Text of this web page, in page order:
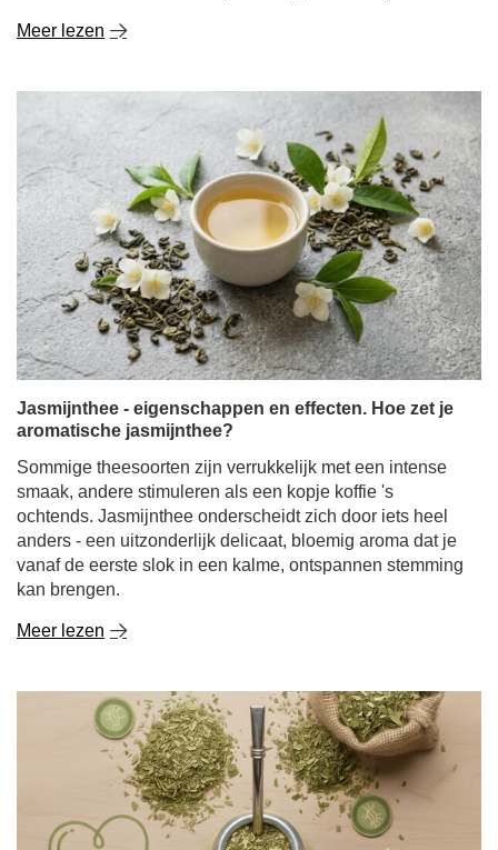
Meer lezen
Jasmijnthee - eigenschappen en effecten. Hoe zet je
aromatische jasmijnthee?
Sommige theesoorten zijn verrukkelijk met een intense
smaak, andere stimuleren als een kopje koffie 's
ochtends. Jasmijnthee onderscheidt zich door iets heel
anders - een uitzonderlijk delicaat, bloemig aroma dat je
vanaf de eerste slok in een kalme, ontspannen stemming
kan brengen.
Meer lezen